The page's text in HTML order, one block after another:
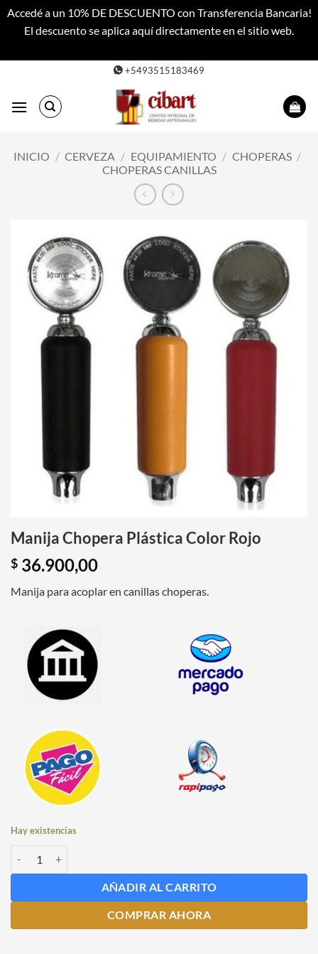
Accedé a un 10% DE DESCUENTO con Transferencia Bancaria!
El descuento se aplica aquí directamente en el sitio web.
contenido
+5493515183469
INICIO / CERVEZA / EQUIPAMIENTO / CHOPERAS /
CHOPERAS CANILLAS
Manija Chopera Plástica Color Rojo
$ 36.900,00
Manija para acoplar en canillas choperas.
Hay existencias
AÑADIR AL CARRITO
COMPRAR AHORA